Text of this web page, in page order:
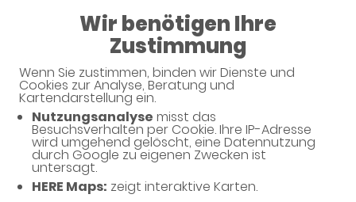
Wir benötigen Ihre
Zustimmung
Wenn Sie zustimmen, binden wir Dienste und
Cookies zur Analyse, Beratung und
Kartendarstellung ein.
Nutzungsanalyse misst das
Besuchsverhalten per Cookie. Ihre IP-Adresse
wird umgehend gelöscht, eine Datennutzung
durch Google zu eigenen Zwecken ist
untersagt.
HERE Maps: zeigt interaktive Karten.
08:00 - 13:00
14:00 - 18:30
Askania-Apotheke
Haben Sie noch Fragen?
Dann schreiben Sie uns einfach eine Nachricht oder
rufen Sie uns direkt unter 03301 - 54380 an. Wir